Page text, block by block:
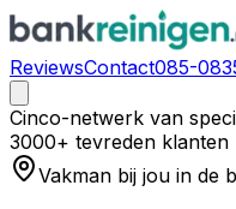
ReviewsContact085-
Cinco-netwerk van
3000+ tevreden klanten
Vakman bij jou in de